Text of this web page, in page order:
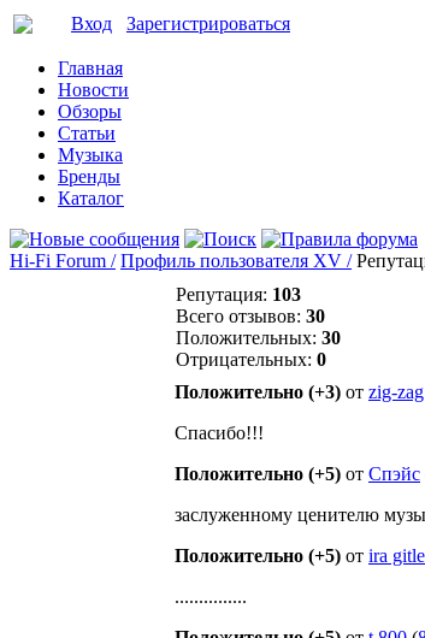
Вход Зарегистрироваться
Главная
Новости
Обзоры
Статьи
Музыка
Бренды
Каталог
Hi-Fi Forum / Профиль пользователя XV /
Репутация: 103
Всего отзывов: 30
Положительных: 30
Отрицательных: 0
Положительно (+3) от zig-zag
Спасибо!!!
Положительно (+5) от Спэйс
заслуженному ценителю
Положительно (+5) от ira
...............